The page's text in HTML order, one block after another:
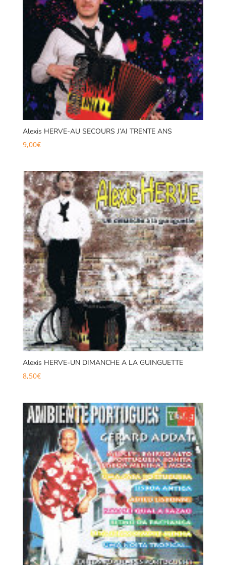
Alexis HERVE-AU SECOURS J’AI TRENTE ANS
9,00€
Alexis HERVE-UN DIMANCHE A LA GUINGUETTE
8,50€